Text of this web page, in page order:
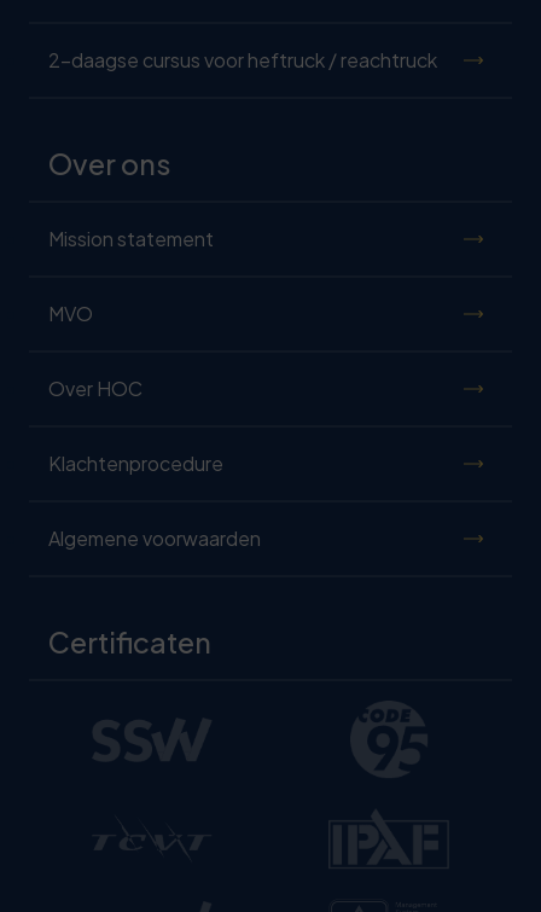
2-daagse cursus voor heftruck / reachtruck
Over ons
Mission statement
MVO
Over HOC
Klachtenprocedure
Algemene voorwaarden
Certificaten